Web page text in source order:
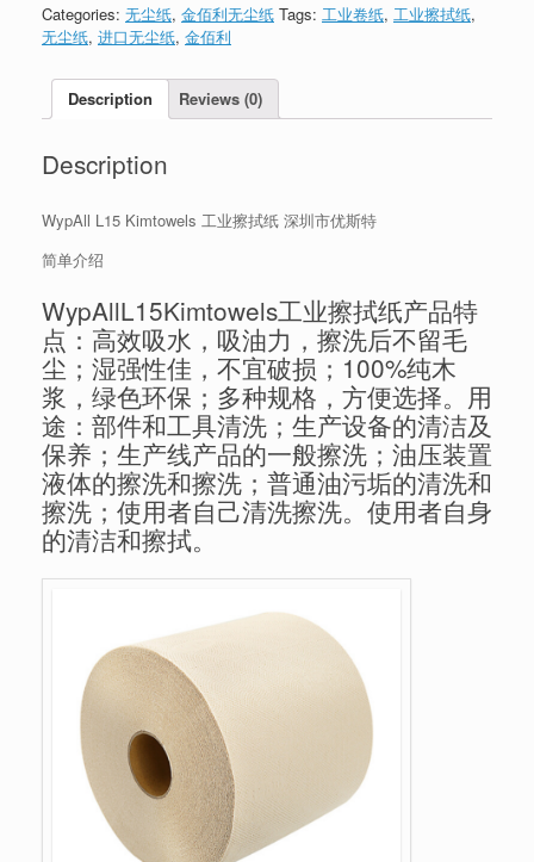
Categories: 无尘纸, 金佰利无尘纸 Tags: 工业卷纸, 工业擦拭纸,
无尘纸, 进口无尘纸, 金佰利
Description Reviews (0)
Description
WypAll L15 Kimtowels 工业擦拭纸 深圳市优斯特
简单介绍
WypAllL15Kimtowels工业擦拭纸产品特
点：高效吸水，吸油力，擦洗后不留毛
尘；湿强性佳，不宜破损；100%纯木
浆，绿色环保；多种规格，方便选择。用
途：部件和工具清洗；生产设备的清洁及
保养；生产线产品的一般擦洗；油压装置
液体的擦洗和擦洗；普通油污垢的清洗和
擦洗；使用者自己清洗擦洗。使用者自身
的清洁和擦拭。